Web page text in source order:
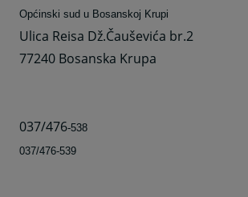
Općinski sud u Bosanskoj Krupi
Ulica Reisa Dž.Čauševića br.2
77240 Bosanska Krupa
037/476-538
037/476-539